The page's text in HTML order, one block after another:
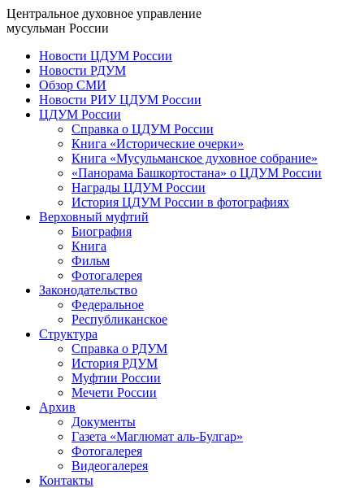
Центральное духовное управление
мусульман России
Новости ЦДУМ России
Новости РДУМ
Обзор СМИ
Новости РИУ ЦДУМ России
ЦДУМ России
Справка о ЦДУМ России
Книга «Исторические очерки»
Книга «Мусульманское духовное собрание»
«Панорама Башкортостана» о ЦДУМ России
Награды ЦДУМ России
История ЦДУМ России в фотографиях
Верховный муфтий
Биография
Книга
Фильм
Фотогалерея
Законодательство
Федеральное
Республиканское
Структура
Справка о РДУМ
История РДУМ
Муфтии России
Мечети России
Архив
Документы
Газета «Маглюмат аль-Булгар»
Фотогалерея
Видеогалерея
Контакты